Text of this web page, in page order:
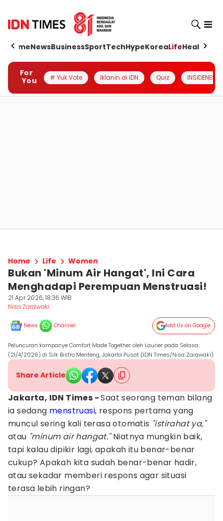
HomeNewsBusinessSportTechHypeKoreaLifeHealth
For
You
# Yuk Vote Iklanin di IDN Quiz INSIDENESIA
Home Life Women
Bukan 'Minum Air Hangat', Ini Cara
Menghadapi Perempuan Menstruasi!
21 Apr 2026, 18:36 WIB
Nisa Zarawaki
News Channel Add Us on Google
Peluncuran kampanye Comfort Made Together oleh Laurier pada Selasa
(21/4/2026) di Silk Bistro Menteng, Jakarta Pusat (IDN Times/Nisa Zarawaki)
Share Article
Jakarta, IDN Times -Saat seorang teman bilang
ia sedang menstruasi, respons pertama yang
muncul sering kali terasa otomatis "istirahat ya,"
atau "minum air hangat."Niatnya mungkin baik,
tapi kalau dipikir lagi, apakah itu benar-benar
cukup? Apakah kita sudah benar-benar hadir,
atau sekadar memberi respons agar situasi
terasa lebih ringan?